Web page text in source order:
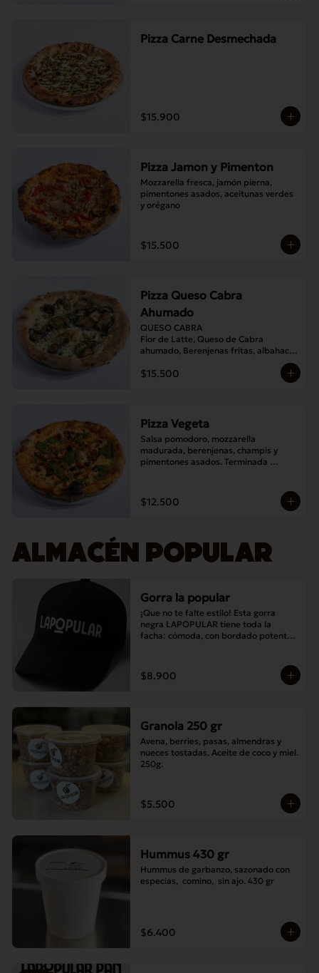
Pizza Carne Desmechada
$15.900
Pizza Jamon y Pimenton
Mozzarella fresca, jamón pierna,
pimentones asados, aceitunas verdes
y orégano
$15.500
Pizza Queso Cabra
Ahumado
QUESO CABRA
Fior de Latte, Queso de Cabra
ahumado, Berenjenas fritas, albahaca ,
$15.500
Pizza Vegeta
Salsa pomodoro, mozzarella
madurada, berenjenas, champis y
pimentones asados. Terminada
$12.500
ALMACÉN POPULAR
Gorra la popular
¡Que no te falte estilo! Esta gorra
negra LAPOPULAR tiene toda la
facha: cómoda, con bordado potente y
$8.900
Granola 250 gr
Avena, berries, pasas, almendras y
nueces tostadas. Aceite de coco y miel.
250g.
$5.500
Hummus 430 gr
Hummus de garbanzo, sazonado con
especias,  comino,  sin ajo. 430 gr
$6.400